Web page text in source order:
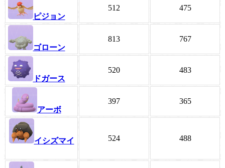
ピジョン
512 475
ゴローン
813 767
ドガース
520 483
アーボ
397 365
イシズマイ 524 488